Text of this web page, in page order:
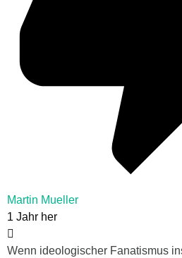
Martin Mueller
1 Jahr her
Wenn ideologischer Fanatismus